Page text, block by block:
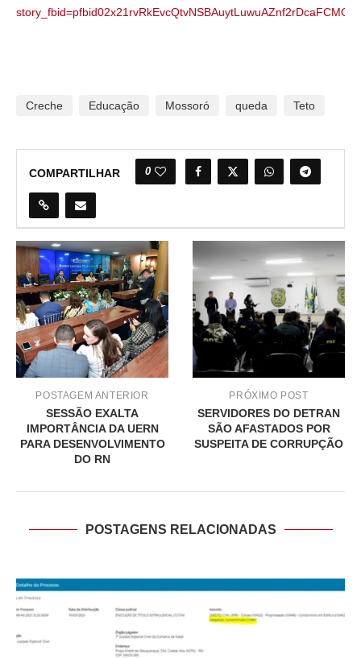
Creche Educação Mossoró queda Teto
COMPARTILHAR 0
POSTAGEM ANTERIOR
SESSÃO EXALTA
IMPORTÂNCIA DA UERN
PARA DESENVOLVIMENTO
DO RN
PRÓXIMO POST
SERVIDORES DO DETRAN
SÃO AFASTADOS POR
SUSPEITA DE CORRUPÇÃO
POSTAGENS RELACIONADAS